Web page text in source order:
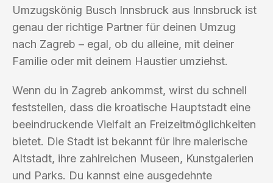
Umzugskönig Busch Innsbruck aus Innsbruck ist
genau der richtige Partner für deinen Umzug
nach Zagreb – egal, ob du alleine, mit deiner
Familie oder mit deinem Haustier umziehst.
Wenn du in Zagreb ankommst, wirst du schnell
feststellen, dass die kroatische Hauptstadt eine
beeindruckende Vielfalt an Freizeitmöglichkeiten
bietet. Die Stadt ist bekannt für ihre malerische
Altstadt, ihre zahlreichen Museen, Kunstgalerien
und Parks. Du kannst eine ausgedehnte